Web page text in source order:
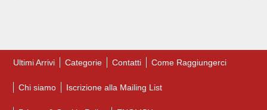
Ultimi Arrivi Categorie Contatti Come Raggiungerci
Chi siamo Iscrizione alla Mailing List